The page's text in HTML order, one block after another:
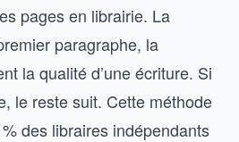
pages en librairie. La
paragraphe, la
la qualité d’une écriture. Si
le reste suit. Cette méthode
des libraires indépendants